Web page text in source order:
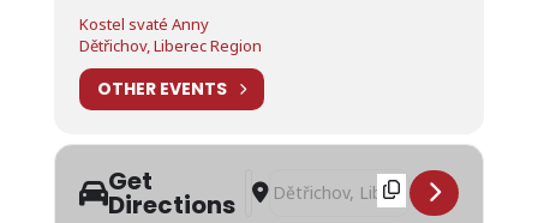
Kostel svaté Anny
Dětřichov, Liberec Region
OTHER EVENTS
Get
Directions
Address - Slavnostní spuštění
Destination Address - Slavnostní